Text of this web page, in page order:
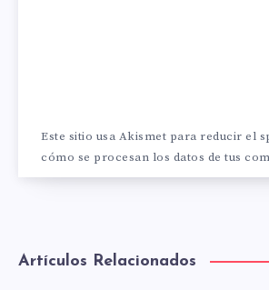
Este sitio usa Akismet para reducir el
cómo se procesan los datos de tus
Artículos Relacionados